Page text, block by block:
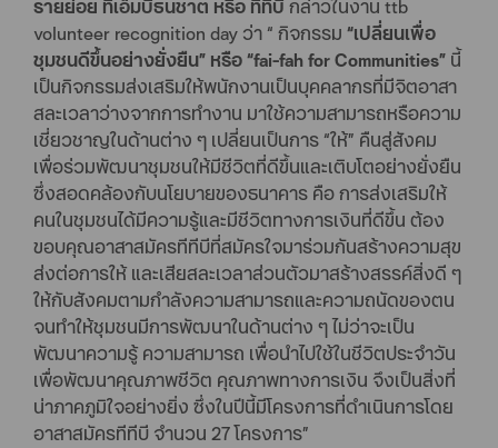
รายย่อย ทีเอ็มบีธนชาต หรือ ทีทีบี กล่าวในงาน ttb
volunteer recognition day ว่า “ กิจกรรม “เปลี่ยนเพื่อ
ชุมชนดีขึ้นอย่างยั่งยืน” หรือ “fai-fah for Communities” นี้
เป็นกิจกรรมส่งเสริมให้พนักงานเป็นบุคคลากรที่มีจิตอาสา
สละเวลาว่างจากการทำงาน มาใช้ความสามารถหรือความ
เชี่ยวชาญในด้านต่าง ๆ เปลี่ยนเป็นการ “ให้” คืนสู่สังคม
เพื่อร่วมพัฒนาชุมชนให้มีชีวิตที่ดีขึ้นและเติบโตอย่างยั่งยืน
ซึ่งสอดคล้องกับนโยบายของธนาคาร คือ การส่งเสริมให้
คนในชุมชนได้มีความรู้และมีชีวิตทางการเงินที่ดีขึ้น ต้อง
ขอบคุณอาสาสมัครทีทีบีที่สมัครใจมาร่วมกันสร้างความสุข
ส่งต่อการให้ และเสียสละเวลาส่วนตัวมาสร้างสรรค์สิ่งดี ๆ
ให้กับสังคมตามกำลังความสามารถและความถนัดของตน
จนทำให้ชุมชนมีการพัฒนาในด้านต่าง ๆ ไม่ว่าจะเป็น
พัฒนาความรู้ ความสามารถ เพื่อนำไปใช้ในชีวิตประจำวัน
เพื่อพัฒนาคุณภาพชีวิต คุณภาพทางการเงิน จึงเป็นสิ่งที่
น่าภาคภูมิใจอย่างยิ่ง ซึ่งในปีนี้มีโครงการที่ดำเนินการโดย
อาสาสมัครทีทีบี จำนวน 27 โครงการ”